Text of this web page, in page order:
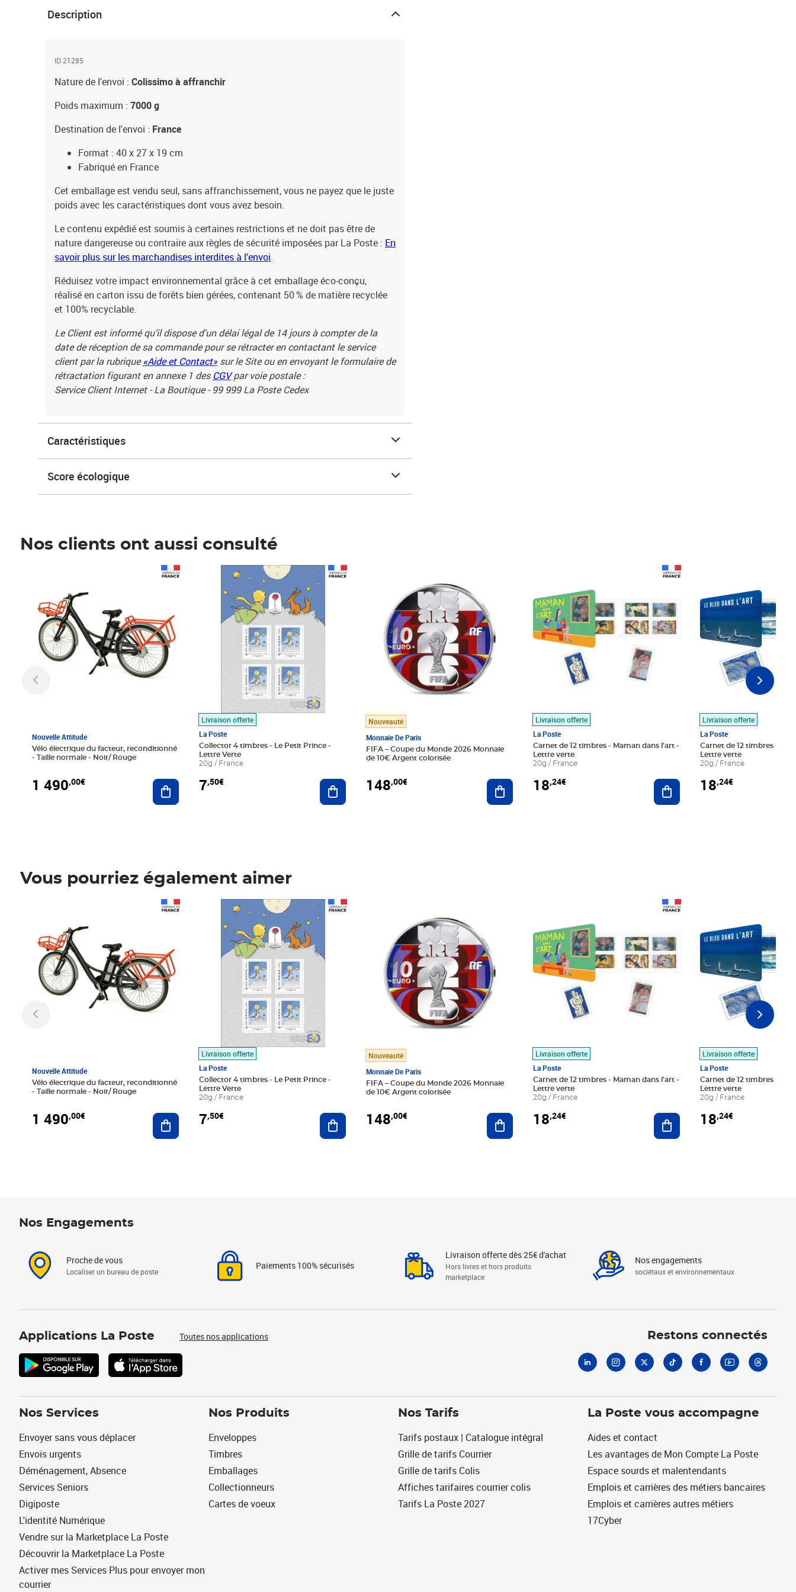
Description
ID 21285
Nature de l'envoi : Colissimo à affranchir
Poids maximum : 7000 g
Destination de l'envoi : France
Format : 40 x 27 x 19 cm
Fabriqué en France
Cet emballage est vendu seul, sans affranchissement, vous ne payez que le juste
poids avec les caractéristiques dont vous avez besoin.
Le contenu expédié est soumis à certaines restrictions et ne doit pas être de
nature dangereuse ou contraire aux règles de sécurité imposées par La Poste : En
savoir plus sur les marchandises interdites à l’envoi.
Réduisez votre impact environnemental grâce à cet emballage éco-conçu,
réalisé en carton issu de forêts bien gérées, contenant 50 % de matière recyclée
et 100% recyclable.
Le Client est informé qu’il dispose d'un délai légal de 14 jours à compter de la
date de réception de sa commande pour se rétracter en contactant le service
client par la rubrique«Aide et Contact» sur le Site ou en envoyant le formulaire de
rétractation figurant en annexe 1 des CGVpar voie postale :
Service Client Internet - La Boutique - 99 999 La Poste Cedex
Caractéristiques
Score écologique
Nos clients ont aussi consulté
Nouvelle Attitude
Vélo électrique du facteur, reconditionné
- Taille normale - Noir/ Rouge
1 490,00€ Ajouter au panier
Livraison offerte
La Poste
Collector 4 timbres - Le Petit Prince -
Lettre Verte
20g / France
7,50€
Prix 7,50€
Ajouter au panier
Nouveauté
Monnaie De Paris
FIFA – Coupe du Monde 2026 Monnaie
de 10€ Argent colorisée
148,00€ Ajouter au panier
Livraison offerte
La Poste
Carnet de 12 timbres - Maman dans l'art -
Lettre verte
20g / France
18,24€ Ajouter au panier
Livraison offerte
La Poste
Carnet de 12 timbres - Le
Lettre verte
20g / France
18,24€
Vous pourriez également aimer
Nouvelle Attitude
Vélo électrique du facteur, reconditionné
- Taille normale - Noir/ Rouge
1 490,00€ Ajouter au panier
Livraison offerte
La Poste
Collector 4 timbres - Le Petit Prince -
Lettre Verte
20g / France
7,50€
Prix 7,50€
Ajouter au panier
Nouveauté
Monnaie De Paris
FIFA – Coupe du Monde 2026 Monnaie
de 10€ Argent colorisée
148,00€ Ajouter au panier
Livraison offerte
La Poste
Carnet de 12 timbres - Maman dans l'art -
Lettre verte
20g / France
18,24€ Ajouter au panier
Livraison offerte
La Poste
Carnet de 12 timbres - Le
Lettre verte
20g / France
18,24€
Nos Engagements
Proche de vous
Localiser un bureau de poste
Paiements 100% sécurisés
Livraison offerte dès 25€ d'achat
Hors livres et hors produits
marketplace
Nos engagements
sociétaux et environnementaux
Applications La Poste Toutes nos applications Restons connectés
Nos Services
Envoyer sans vous déplacer
Envois urgents
Déménagement, Absence
Services Seniors
Digiposte
L'identité Numérique
Vendre sur la Marketplace La Poste
Découvrir la Marketplace La Poste
Activer mes Services Plus pour envoyer mon
courrier
Nos Produits
Enveloppes
Timbres
Emballages
Collectionneurs
Cartes de voeux
Nos Tarifs
Tarifs postaux | Catalogue intégral
Grille de tarifs Courrier
Grille de tarifs Colis
Affiches tarifaires courrier colis
Tarifs La Poste 2027
La Poste vous accompagne
Aides et contact
Les avantages de Mon Compte La Poste
Espace sourds et malentendants
Emplois et carrières des métiers bancaires
Emplois et carrières autres métiers
17Cyber